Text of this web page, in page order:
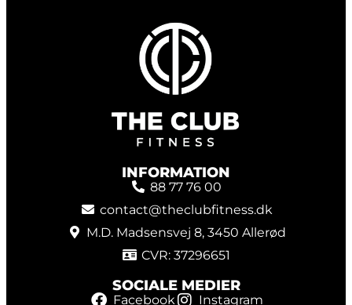
INFORMATION
88 77 76 00
contact@theclubfitness.dk
M.D. Madsensvej 8, 3450 Allerød
CVR: 37296651
SOCIALE MEDIER
Facebook Instagram